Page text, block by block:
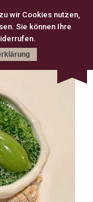
(83)
(75)
Dining (59)
Hannover (43)
(27)
(24)
(18)
wir Cookies nutzen,
Sie können Ihre